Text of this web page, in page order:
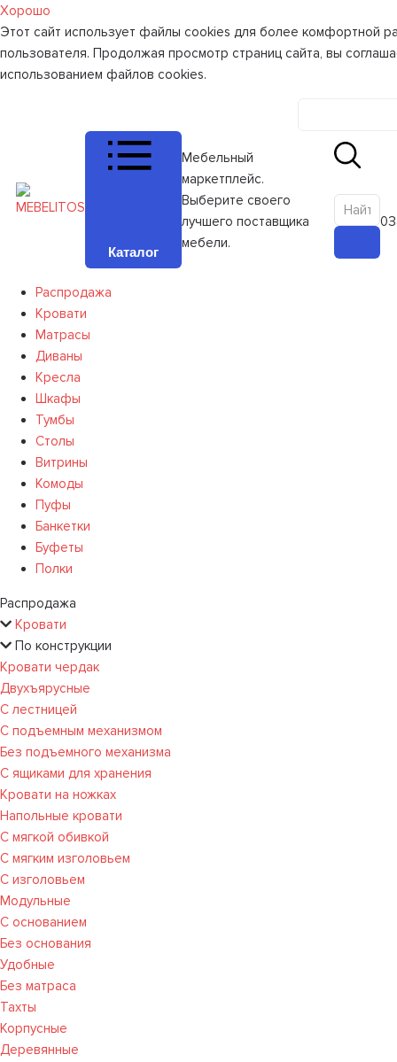
Хорошо
Этот сайт использует файлы cookies для более комфортной
пользователя. Продолжая просмотр страниц сайта, вы
использованием файлов cookies.
Каталог
Мебельный
маркетплейс.
Выберите своего
лучшего поставщика
мебели.
0
Распродажа
Кровати
Матрасы
Диваны
Кресла
Шкафы
Тумбы
Столы
Витрины
Комоды
Пуфы
Банкетки
Буфеты
Полки
Распродажа
Кровати
По конструкции
Кровати чердак
Двухъярусные
С лестницей
С подъемным механизмом
Без подъемного механизма
С ящиками для хранения
Кровати на ножках
Напольные кровати
С мягкой обивкой
С мягким изголовьем
С изголовьем
Модульные
С основанием
Без основания
Удобные
Без матраса
Тахты
Корпусные
Деревянные